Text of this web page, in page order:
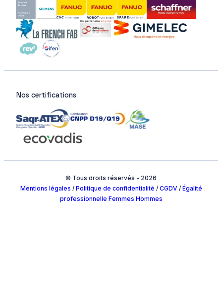
Nos certifications
© Tous droits réservés - 2026
Mentions légales / Politique de confidentialité / CGDV / Égalité
professionnelle Femmes Hommes